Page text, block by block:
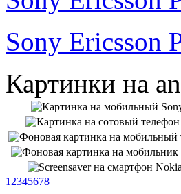
Sony Ericsson
Картинки на
1 2345678